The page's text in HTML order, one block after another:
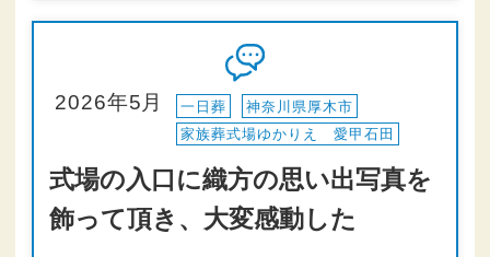
2026年5月 一日葬
神奈川県厚木市
家族葬式場ゆかりえ 愛甲石田
式場の入口に織方の思い出写真を
飾って頂き、大変感動した